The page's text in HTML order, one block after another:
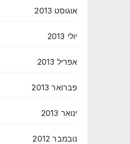
אוגוסט 2013
יולי 2013
אפריל 2013
פברואר 2013
ינואר 2013
נובמבר 2012